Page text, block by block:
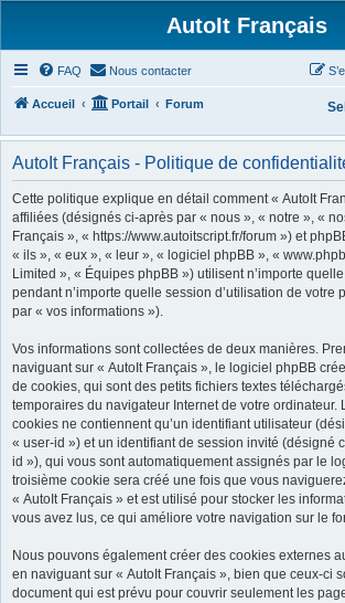
AutoIt Français
FAQ Nous contacter
Accueil Portail Forum
AutoIt Français - Politique de
Cette politique explique en détail comment « AutoIt
affiliées (désignés ci-après par « nous », « notre », «
Français », « https://www.autoitscript.fr/forum ») et
« ils », « eux », « leur », « logiciel phpBB », «
Limited », « Équipes phpBB ») utilisent n’importe
pendant n’importe quelle session d’utilisation de votre
par « vos informations »).
Vos informations sont collectées de deux manières.
naviguant sur « AutoIt Français », le logiciel phpBB
de cookies, qui sont des petits fichiers textes
temporaires du navigateur Internet de votre ordinateur.
cookies ne contiennent qu’un identifiant utilisateur
« user-id ») et un identifiant de session invité (désigné
id »), qui vous sont automatiquement assignés par le
troisième cookie sera créé une fois que vous
« AutoIt Français » et est utilisé pour stocker les
vous avez lus, ce qui améliore votre navigation sur le
Nous pouvons également créer des cookies externes
en naviguant sur « AutoIt Français », bien que ceux-ci
document qui est prévu pour couvrir seulement les